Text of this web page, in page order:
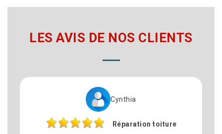
LES AVIS DE NOS CLIENTS
Philippe
Remplacement de toiture